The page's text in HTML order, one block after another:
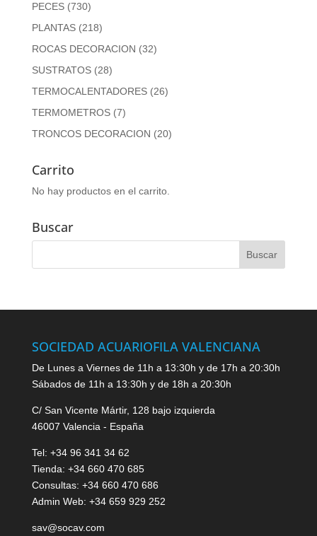
PECES (730)
PLANTAS (218)
ROCAS DECORACION (32)
SUSTRATOS (28)
TERMOCALENTADORES (26)
TERMOMETROS (7)
TRONCOS DECORACION (20)
Carrito
No hay productos en el carrito.
Buscar
SOCIEDAD ACUARIOFILA VALENCIANA
De Lunes a Viernes de 11h a 13:30h y de 17h a 20:30h
Sábados de 11h a 13:30h y de 18h a 20:30h
C/ San Vicente Mártir, 128 bajo izquierda
46007 Valencia - España
Tel: +34 96 341 34 62
Tienda: +34 660 470 685
Consultas: +34 660 470 686
Admin Web: +34 659 929 252
sav@socav.com